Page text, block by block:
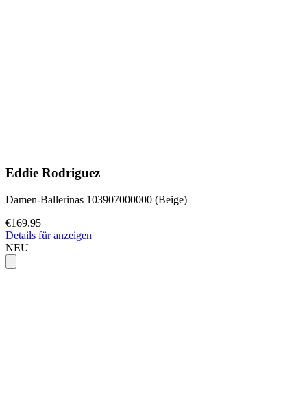
Eddie Rodriguez
Damen-Ballerinas 103907000000 (Beige)
€169.95
Details für anzeigen
NEU